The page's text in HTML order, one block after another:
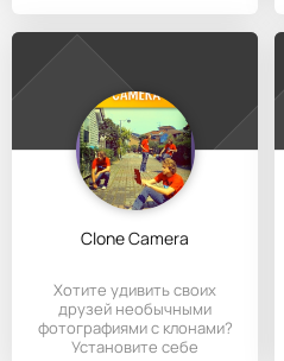
Clone Camera
Хотите удивить своих
друзей необычными
фотографиями с клонами?
Установите себе